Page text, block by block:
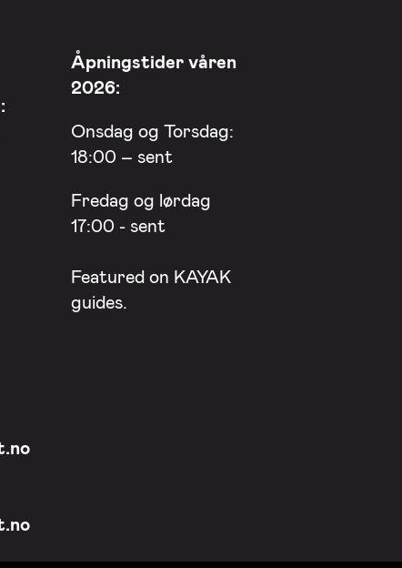
Åpningstider våren
2026:
Onsdag og Torsdag:
18:00 – sent
Fredag og lørdag
17:00 - sent
Featured on KAYAK
guides.